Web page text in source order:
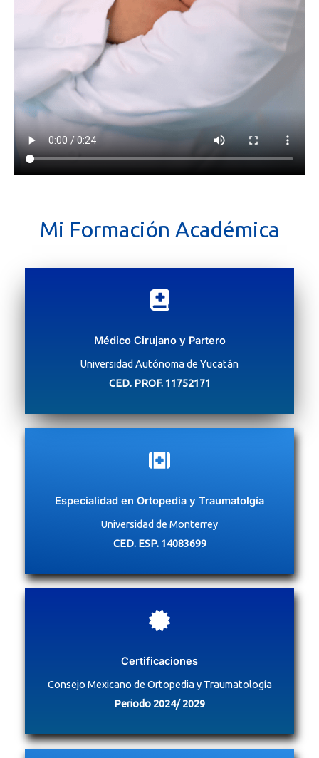
Mi Formación Académica
Médico Cirujano y Partero
Universidad Autónoma de Yucatán
CED. PROF. 11752171
Especialidad en Ortopedia y Traumatolgía
Universidad de Monterrey
CED. ESP. 14083699
Certificaciones
Consejo Mexicano de Ortopedia y Traumatología
Periodo 2024/ 2029